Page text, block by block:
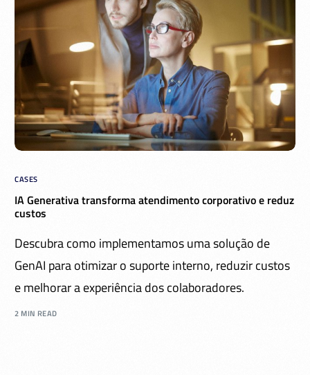
CASES
IA Generativa transforma atendimento corporativo e reduz
custos
Descubra como implementamos uma solução de
GenAI para otimizar o suporte interno, reduzir custos
e melhorar a experiência dos colaboradores.
2 MIN READ